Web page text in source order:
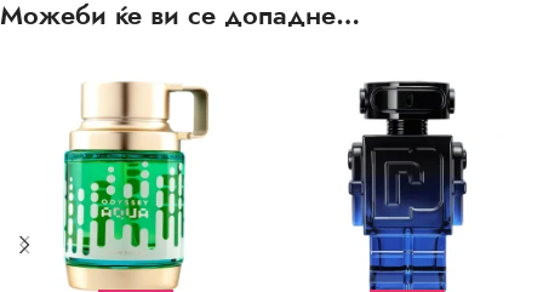
Можеби ќе ви се допадне…